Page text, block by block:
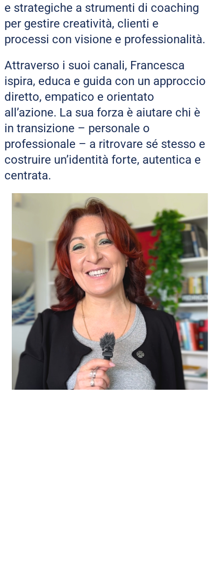
e strategiche a strumenti di coaching
per gestire creatività, clienti e
processi con visione e professionalità.
Attraverso i suoi canali, Francesca
ispira, educa e guida con un approccio
diretto, empatico e orientato
all’azione. La sua forza è aiutare chi è
in transizione – personale o
professionale – a ritrovare sé stesso e
costruire un’identità forte, autentica e
centrata.